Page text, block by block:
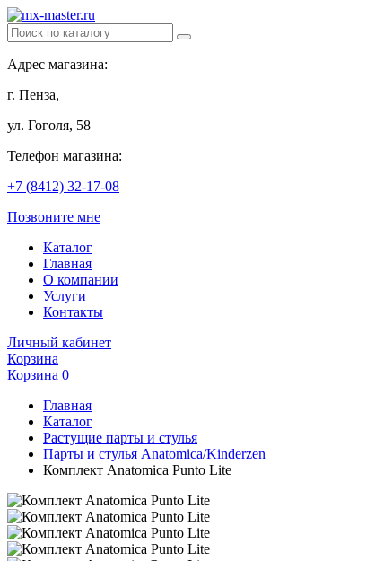
Адрес магазина:
г. Пенза,
ул. Гоголя, 58
Телефон магазина:
+7 (8412) 32-17-08
Позвоните мне
Каталог
Главная
О компании
Услуги
Контакты
Личный кабинет
Корзина
Корзина 0
Главная
Каталог
Растущие парты и стулья
Парты и стулья Anatomica/Kinderzen
Комплект Anatomica Punto Lite